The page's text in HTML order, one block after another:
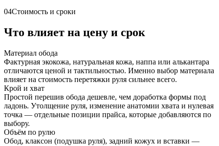
04Стоимость и сроки
Что влияет на цену и срок
Материал обода
Фактурная экокожа, натуральная кожа, наппа или алькантара
отличаются ценой и тактильностью. Именно выбор материала
влияет на стоимость перетяжки руля сильнее всего.
Крой и хват
Простой перешив обода дешевле, чем доработка формы под
ладонь. Утолщение руля, изменение анатомии хвата и нулевая
точка — отдельные позиции прайса, которые добавляются по
выбору.
Объём по рулю
Обод, клаксон (подушка руля), задний кожух и вставки —